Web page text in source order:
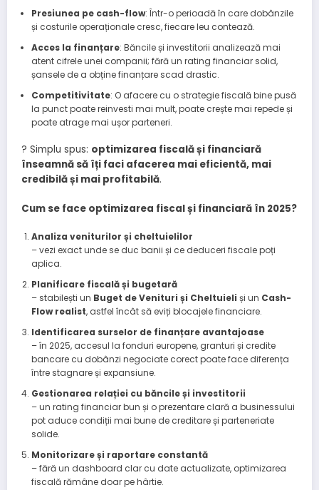
Presiunea pe cash-flow: Într-o perioadă în care dobânzile
și costurile operaționale cresc, fiecare leu contează.
Acces la finanțare: Băncile și investitorii analizează mai
atent cifrele unei companii; fără un rating financiar solid,
șansele de a obține finanțare scad drastic.
Competitivitate: O afacere cu o strategie fiscală bine pusă
la punct poate reinvesti mai mult, poate crește mai repede și
poate atrage mai ușor parteneri.
? Simplu spus: optimizarea fiscală și financiară
înseamnă să îți faci afacerea mai eficientă, mai
credibilă și mai profitabilă.
Cum se face optimizarea fiscal și financiară în 2025?
Analiza veniturilor și cheltuielilor
– vezi exact unde se duc banii și ce deduceri fiscale poți
aplica.
Planificare fiscală și bugetară
– stabilești un Buget de Venituri și Cheltuieli și un Cash-
Flow realist, astfel încât să eviți blocajele financiare.
Identificarea surselor de finanțare avantajoase
– în 2025, accesul la fonduri europene, granturi și credite
bancare cu dobânzi negociate corect poate face diferența
între stagnare și expansiune.
Gestionarea relației cu băncile și investitorii
– un rating financiar bun și o prezentare clară a businessului
pot aduce condiții mai bune de creditare și parteneriate
solide.
Monitorizare și raportare constantă
– fără un dashboard clar cu date actualizate, optimizarea
fiscală rămâne doar pe hârtie.